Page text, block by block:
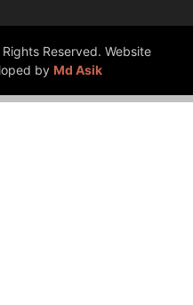
Rights Reserved. Website
by Md Asik